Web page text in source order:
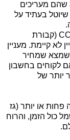
כמו כן הוסיפו כבר לעלויות הפחם היטל של 3% שהם מעריכים
בעתיד על
(קבורת
לא קיימת. מעניין
שמצא שמחיר
סנט לקוט"ש, אם לקוחים בחשבון
יותר של
או יותר (גז
כול הזמן, והרוח